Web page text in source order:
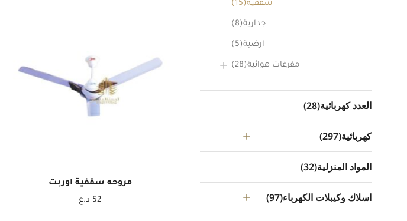
سقفية(15)
جدارية(8)
ارضية(5)
مفرغات هوائية(28)
العدد كهربائية(28)
كهربائية(297)
المواد المنزلية(32)
اسلاك وكيبلات الكهرباء(97)
مروحه سقفية اوربت
52 د.ع